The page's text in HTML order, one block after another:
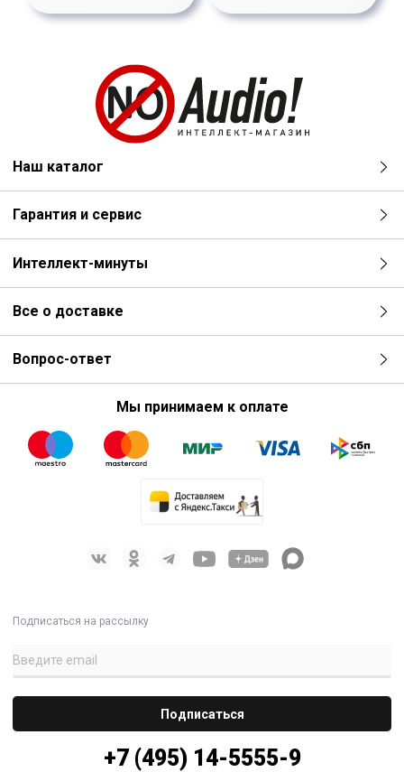
Наш каталог
Гарантия и сервис
Интеллект-минуты
Все о доставке
Вопрос-ответ
Мы принимаем к оплате
Подписаться на рассылку
+7 (495) 14-5555-9